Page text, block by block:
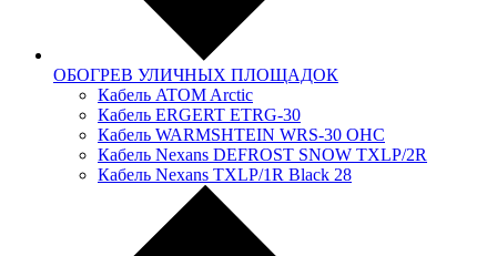
ОБОГРЕВ УЛИЧНЫХ ПЛОЩАДОК
Кабель ATOM Arctic
Кабель ERGERT ETRG-30
Кабель WARMSHTEIN WRS-30 OHC
Кабель Nexans DЕFRОSТ SNOW TXLР/2R
Кабель Nexans TXLP/1R Black 28